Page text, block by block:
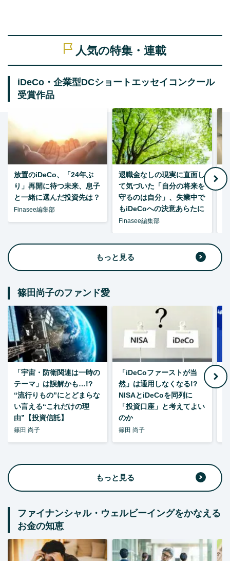
人気の特集・連載
iDeCo・企業型DCショートエッセイコンクール
受賞作品
放置のiDeCo、「24年ぶ
り」再開に待つ未来、息子
と一緒に選んだ投資先は？
Finasee編集部
退職金なしの現実に直面し
て気づいた「自分の将来を
守るのは自分」、失業中で
もiDeCoへの決意あらたに
Finasee編集部
もっと見る
篠田尚子のファンド愛
「宇宙・防衛関連は一時の
テーマ」は誤解かも…!?
“流行りもの”にとどまらな
い言える“これだけの理
由”【投資信託】
篠田 尚子
「iDeCoファーストが当
然」は通用しなくなる!?
NISAとiDeCoを同列に
「投資口座」と考えてよい
のか
篠田 尚子
もっと見る
ファイナンシャル・ウェルビーイングをかなえる
お金の知恵